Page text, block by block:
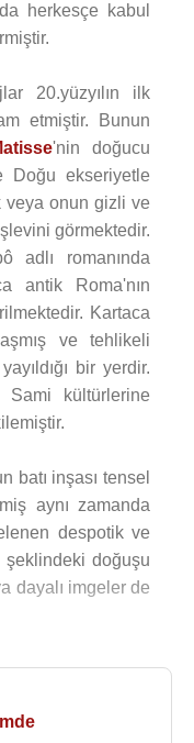
herkesçe kabul
20.yüzyılın ilk
etmiştir. Bunun
'nin doğucu
Doğu ekseriyetle
veya onun gizli ve
görmektedir.
adlı romanında
antik Roma'nın
Kartaca
ve tehlikeli
bir yerdir.
kültürlerine
batı inşası tensel
aynı zamanda
despotik ve
doğuşu
dayalı imgeler de